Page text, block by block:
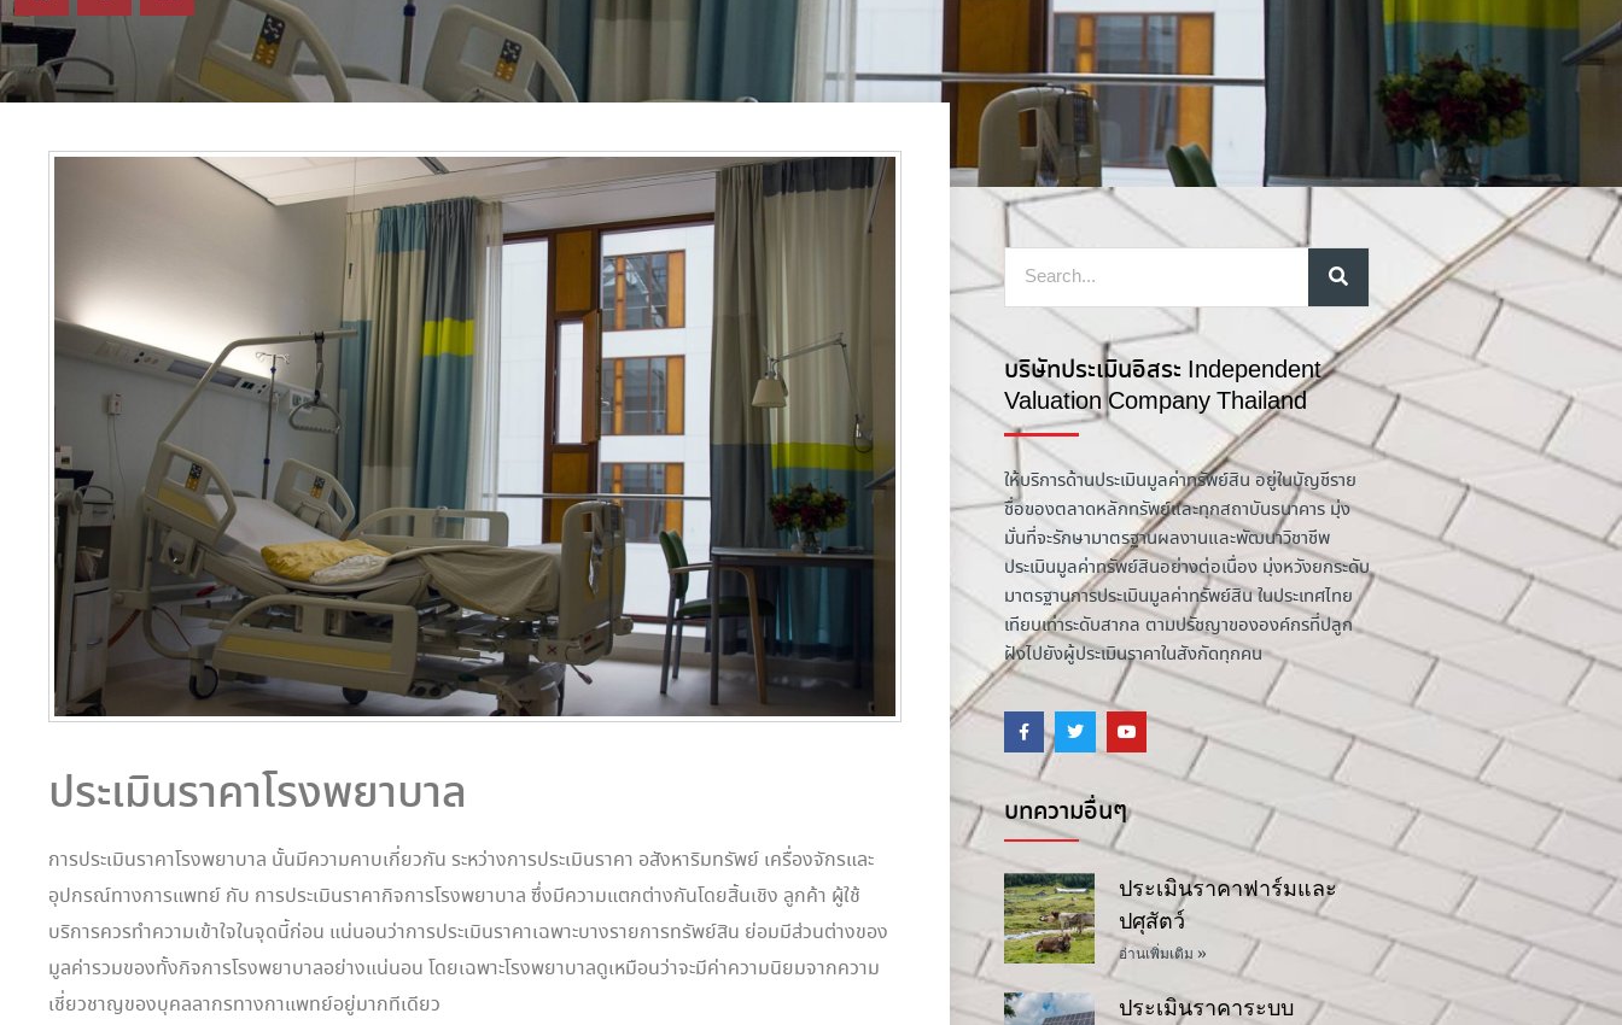
ประเมินราคาโรงพยาบาล
การประเมินราคาโรงพยาบาล นั้นมีความคาบเกี่ยวกัน ระหว่างการประเมินราคา อสังหาริมทรัพย์ เครื่องจักรและ
อุปกรณ์ทางการแพทย์ กับ การประเมินราคากิจการโรงพยาบาล ซึ่งมีความแตกต่างกันโดยสิ้นเชิง ลูกค้า ผู้ใช้
บริการควรทำความเข้าใจในจุดนี้ก่อน แน่นอนว่าการประเมินราคาเฉพาะบางรายการทรัพย์สิน ย่อมมีส่วนต่างของ
มูลค่ารวมของทั้งกิจการโรงพยาบาลอย่างแน่นอน โดยเฉพาะโรงพยาบาลดูเหมือนว่าจะมีค่าความนิยมจากความ
เชี่ยวชาญของบุคลลากรทางกาแพทย์อยู่มากทีเดียว
บริษัทประเมินอิสระ Independent
Valuation Company Thailand
ให้บริการด้านประเมินมูลค่าทรัพย์สิน อยู่ในบัญชีราย
ชื่อของตลาดหลักทรัพย์และทุกสถาบันธนาคาร มุ่ง
มั่นที่จะรักษามาตรฐานผลงานและพัฒนาวิชาชีพ
ประเมินมูลค่าทรัพย์สินอย่างต่อเนื่อง มุ่งหวังยกระดับ
มาตรฐานการประเมินมูลค่าทรัพย์สิน ในประเทศไทย
เทียบเท่าระดับสากล ตามปรัชญาขององค์กรที่ปลูก
ฝังไปยังผู้ประเมินราคาในสังกัดทุกคน
บทความอื่นๆ
ประเมินราคาฟาร์มและ
ปศุสัตว์
อ่านเพิ่มเติม »
ประเมินราคาระบบ